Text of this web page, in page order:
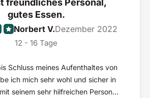
freundliches Personal,
gutes Essen.
Norbert V.Dezember 2022
12 - 16 Tage
Schluss meines Aufenthaltes von
ich mich sehr wohl und sicher in
seinem sehr hilfreichen Personal